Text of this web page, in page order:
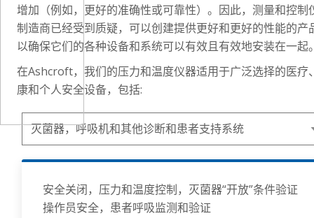
增加（例如，更好的准确性或可靠性）。因此，测量和控制
制造商已经受到质疑，可以创建提供更好和更好的性能的产
以确保它们的各种设备和系统可以有效且有效地安装在一起
在Ashcroft，我们的压力和温度仪器适用于广泛选择的医疗
康和个人安全设备，包括:
安全关闭，压力和温度控制，灭菌器“开放”条件验证
操作员安全，患者呼吸监测和验证